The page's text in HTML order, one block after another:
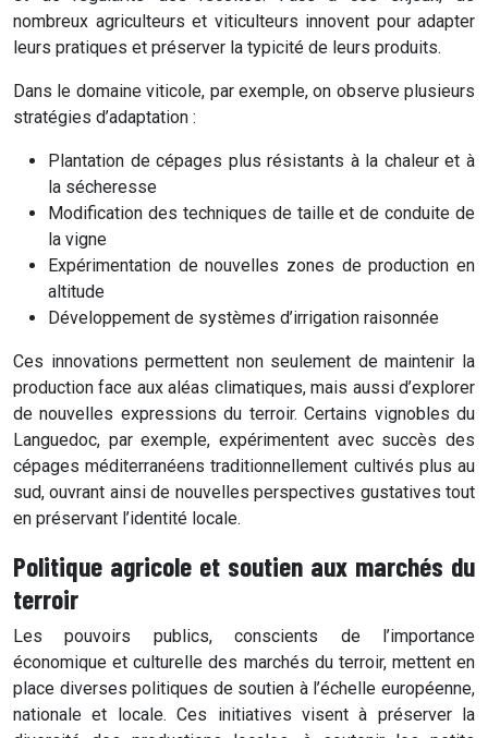
nombreux agriculteurs et viticulteurs innovent pour adapter
leurs pratiques et préserver la typicité de leurs produits.
Dans le domaine viticole, par exemple, on observe plusieurs
stratégies d’adaptation :
Plantation de cépages plus résistants à la chaleur et à
la sécheresse
Modification des techniques de taille et de conduite de
la vigne
Expérimentation de nouvelles zones de production en
altitude
Développement de systèmes d’irrigation raisonnée
Ces innovations permettent non seulement de maintenir la
production face aux aléas climatiques, mais aussi d’explorer
de nouvelles expressions du terroir. Certains vignobles du
Languedoc, par exemple, expérimentent avec succès des
cépages méditerranéens traditionnellement cultivés plus au
sud, ouvrant ainsi de nouvelles perspectives gustatives tout
en préservant l’identité locale.
Politique agricole et soutien aux marchés du
terroir
Les pouvoirs publics, conscients de l’importance
économique et culturelle des marchés du terroir, mettent en
place diverses politiques de soutien à l’échelle européenne,
nationale et locale. Ces initiatives visent à préserver la